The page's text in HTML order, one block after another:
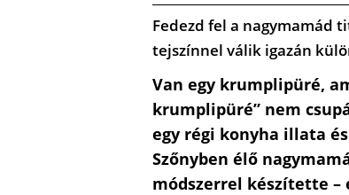
Fedezd fel a nagymamád
tejszínnel válik igazán
Van egy krumplipüré,
krumplipüré” nem
egy régi konyha illata
Szőnyben élő
módszerrel készítette –